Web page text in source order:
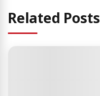
Related Posts